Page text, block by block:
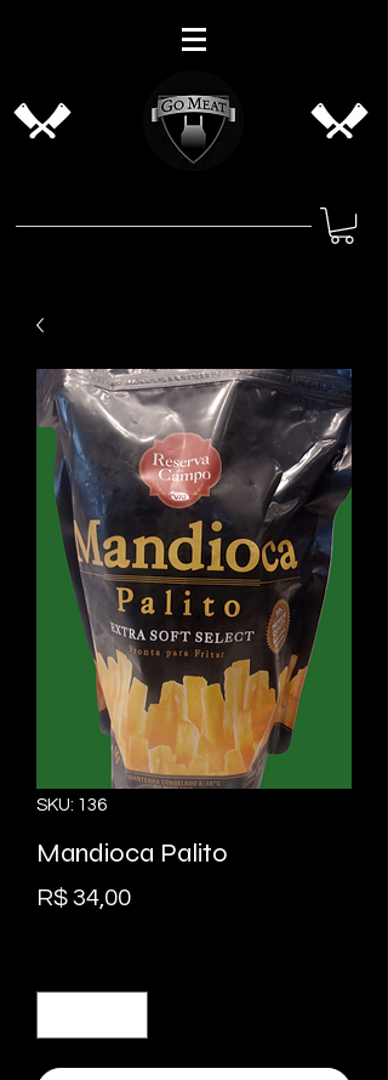
SKU: 136
Mandioca Palito
R$ 34,00Preço